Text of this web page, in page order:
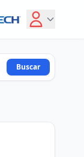
Buscar